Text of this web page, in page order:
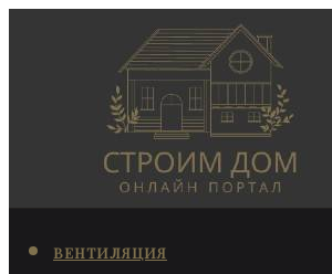
ВЕНТИЛЯЦИЯ